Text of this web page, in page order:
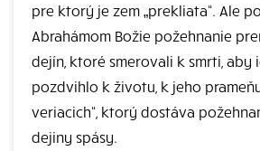
pre ktorý je zem „prekliata“. Ale
Abrahámom Božie požehnanie
dejín, ktoré smerovali k smrti, aby
pozdvihlo k životu, k jeho
veriacich“, ktorý dostáva
dejiny spásy.